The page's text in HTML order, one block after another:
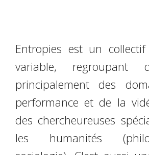
Entropies est un
variable, regroupant
principalement des
performance et de la
des chercheureuses
les humanités